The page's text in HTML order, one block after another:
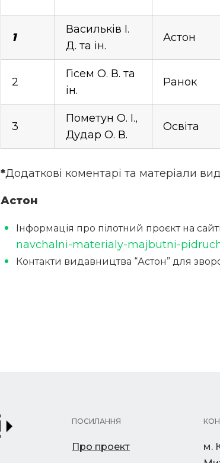
1
Васильків І.
Д. та ін.
Астон
2
Гісем О. В. та
ін.
Ранок
3
Пометун О. І.,
Дудар О. В.
Освіта
*Додаткові коментарі та матеріали
Астон
Інформація про пілотний проєкт на
navchalni-materialy-majbutni-
Контакти видавництва “Астон” для
ПОСИЛАННЯ
Про проект
м.